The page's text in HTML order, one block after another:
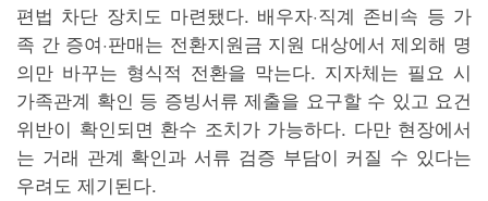
편법 차단 장치도 마련됐다. 배우자·직계 존비속 등 가
족 간 증여·판매는 전환지원금 지원 대상에서 제외해 명
의만 바꾸는 형식적 전환을 막는다. 지자체는 필요 시
가족관계 확인 등 증빙서류 제출을 요구할 수 있고 요건
위반이 확인되면 환수 조치가 가능하다. 다만 현장에서
는 거래 관계 확인과 서류 검증 부담이 커질 수 있다는
우려도 제기된다.